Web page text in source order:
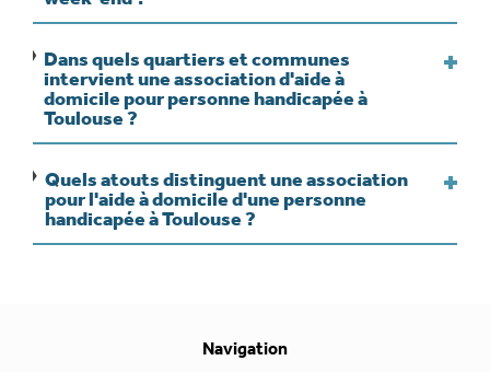
Dans quels quartiers et communes
intervient une association d'aide à
domicile pour personne handicapée à
Toulouse ?
Quels atouts distinguent une association
pour l'aide à domicile d'une personne
handicapée à Toulouse ?
Navigation